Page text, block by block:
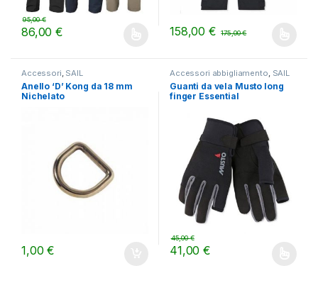
86,00€
95,00€
Questo prodotto ha più varianti. Le opzioni possono essere
158,00€ 175,00€
Accessori, SAIL
Anello ‘D’ Kong da 18 mm
Nichelato
1,00€
Accessori abbigliamento, SAIL
Guanti da vela Musto long
finger Essential
41,00€
45,00€